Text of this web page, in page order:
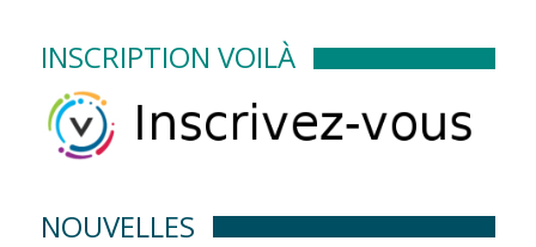
INSCRIPTION VOILÀ
NOUVELLES